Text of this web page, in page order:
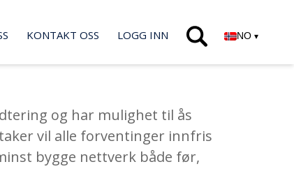
KONTAKT OSS LOGG INN NO ▾
og har mulighet til ås
vil alle forventinger innfris
bygge nettverk både før,